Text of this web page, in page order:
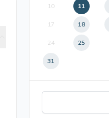
10 11
17 18
24 25
31